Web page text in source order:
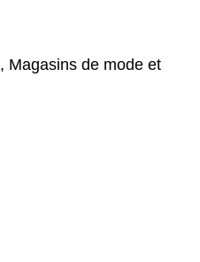
Magasins de mode et